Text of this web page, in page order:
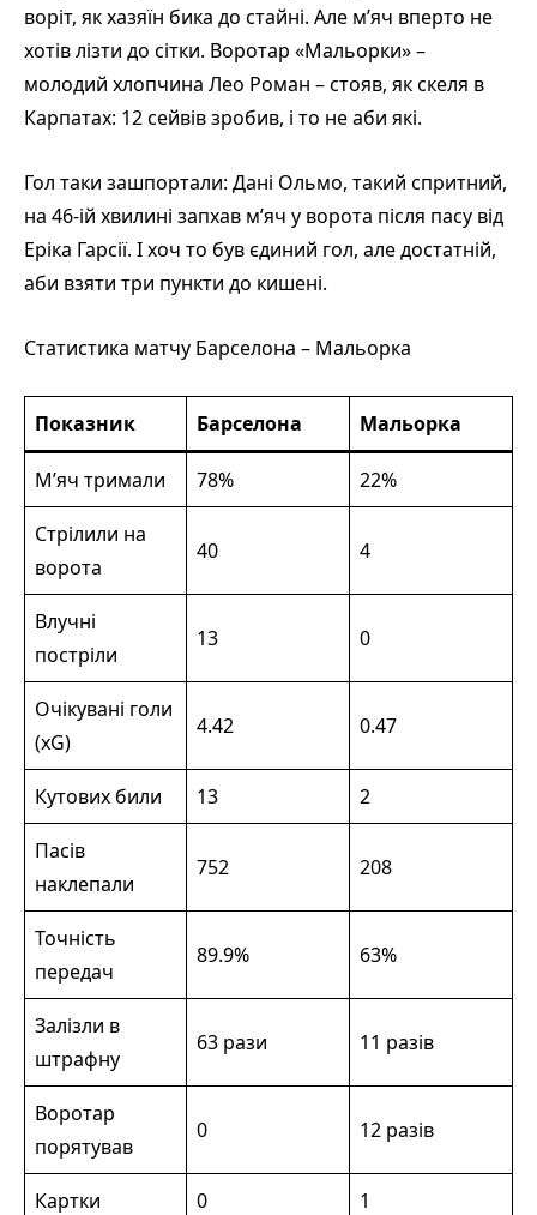
воріт, як хазяїн бика до стайні. Але м’яч вперто не
хотів лізти до сітки. Воротар «Мальорки» –
молодий хлопчина Лео Роман – стояв, як скеля в
Карпатах: 12 сейвів зробив, і то не аби які.
Гол таки зашпортали: Дані Ольмо, такий спритний,
на 46-ій хвилині запхав м’яч у ворота після пасу від
Еріка Гарсії. І хоч то був єдиний гол, але достатній,
аби взяти три пункти до кишені.
Статистика матчу Барселона – Мальорка
Показник Барселона Мальорка
М’яч тримали 78% 22%
Стрілили на
ворота
40 4
Влучні
постріли
13 0
Очікувані голи
(xG)
4.42 0.47
Кутових били 13 2
Пасів
наклепали
752 208
Точність
передач
89.9% 63%
Залізли в
штрафну
63 рази 11 разів
Воротар
порятував
0 12 разів
Картки 0 1